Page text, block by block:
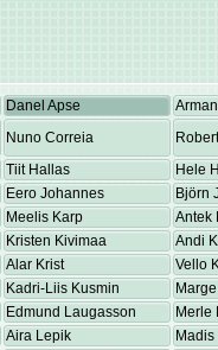
Danel Apse
Nuno Correia
Tiit Hallas Hele
Eero Johannes Björn
Meelis Karp Antek
Kristen Kivimaa Andi
Alar Krist Vello
Kadri-Liis Kusmin
Edmund Laugasson Merle
Aira Lepik